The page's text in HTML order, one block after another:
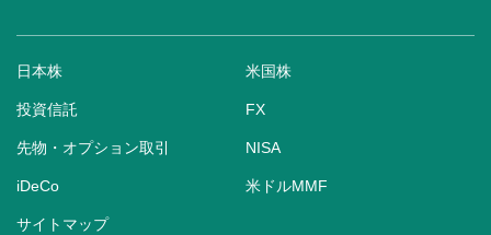
日本株 米国株
投資信託 FX
先物・オプション取引 NISA
iDeCo 米ドルMMF
サイトマップ